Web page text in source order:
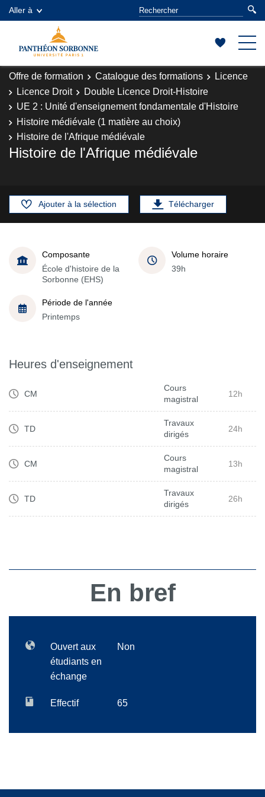
Aller à
Offre de formation Catalogue des formations
Licence
Licence Droit
Double Licence Droit-Histoire
UE 2 : Unité d'enseignement fondamentale d'Histoire
Histoire médiévale (1 matière au choix)
Histoire de l'Afrique médiévale
Histoire de l'Afrique médiévale
Ajouter à la sélection Télécharger
Composante
École d'histoire de la
Sorbonne (EHS)
Volume horaire
39h
Période de l'année
Printemps
Heures d'enseignement
CM
Cours
magistral
12h
TD
Travaux
dirigés
24h
CM
Cours
magistral
13h
TD
Travaux
dirigés
26h
En bref
Ouvert aux
étudiants en
échange
Non
Effectif 65